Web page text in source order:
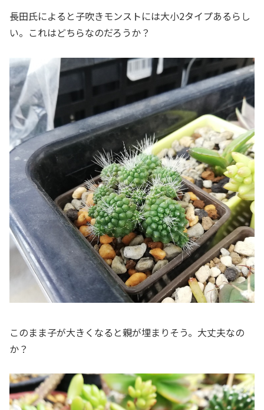
長田氏によると子吹きモンストには大小2タイプあるらし
い。これはどちらなのだろうか？
このまま子が大きくなると親が埋まりそう。大丈夫なの
か？